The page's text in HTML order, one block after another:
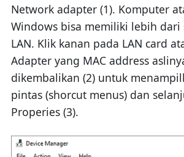
Network adapter (1). Komputer
Windows bisa memiliki lebih dari
LAN. Klik kanan pada LAN card
Adapter yang MAC address
dikembalikan (2) untuk
pintas (shorcut menus) dan
Properies (3).